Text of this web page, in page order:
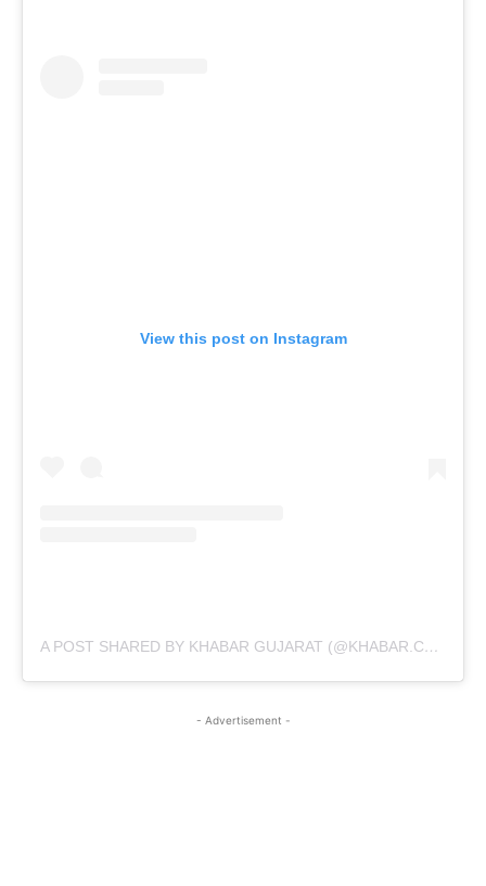
View this post on Instagram
A POST SHARED BY KHABAR GUJARAT (@KHABAR.COMMUNICATION)
- Advertisement -